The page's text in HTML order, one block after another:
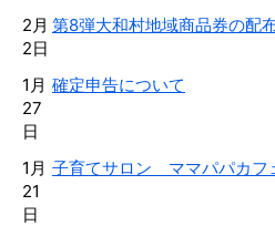
2月
2日
第8弾大和村地域商品券の配
1月
27
日
確定申告について
1月
21
日
子育てサロン ママパパカフ